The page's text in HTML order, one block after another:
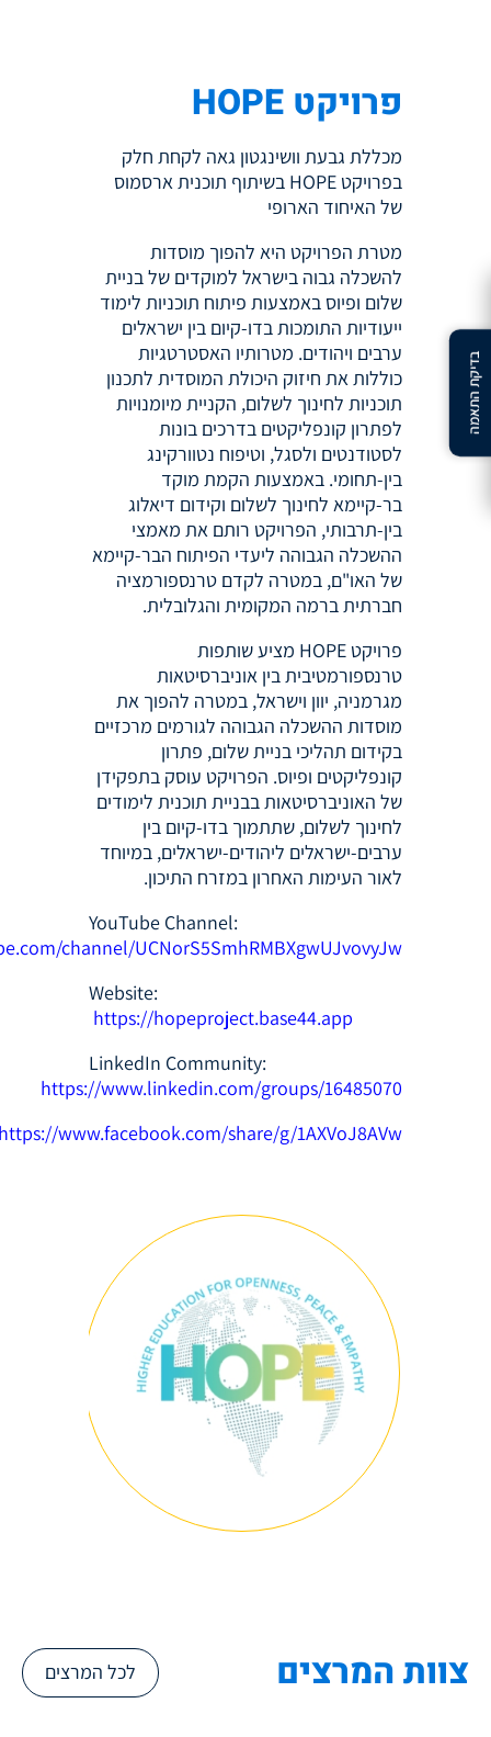
פרויקט HOPE
מכללת גבעת וושינגטון גאה לקחת חלק
בפרויקט HOPE בשיתוף תוכנית ארסמוס
של האיחוד הארופי
מטרת הפרויקט היא להפוך מוסדות
להשכלה גבוה בישראל למוקדים של בניית
שלום ופיוס באמצעות פיתוח תוכניות לימוד
ייעודיות התומכות בדו-קיום בין ישראלים
ערבים ויהודים. מטרותיו האסטרטגיות
כוללות את חיזוק היכולת המוסדית לתכנון
תוכניות לחינוך לשלום, הקניית מיומנויות
לפתרון קונפליקטים בדרכים בונות
לסטודנטים ולסגל, וטיפוח נטוורקינג
בין-תחומי. באמצעות הקמת מוקד
בר-קיימא לחינוך לשלום וקידום דיאלוג
בין-תרבותי, הפרויקט רותם את מאמצי
ההשכלה הגבוהה ליעדי הפיתוח הבר-קיימא
של האו"ם, במטרה לקדם טרנספורמציה
חברתית ברמה המקומית והגלובלית.
פרויקט HOPE מציע שותפות
טרנספורמטיבית בין אוניברסיטאות
מגרמניה, יוון וישראל, במטרה להפוך את
מוסדות ההשכלה הגבוהה לגורמים מרכזיים
בקידום תהליכי בניית שלום, פתרון
קונפליקטים ופיוס. הפרויקט עוסק בתפקידן
של האוניברסיטאות בבניית תוכנית לימודים
לחינוך לשלום, שתתמוך בדו-קיום בין
ערבים-ישראלים ליהודים-ישראלים, במיוחד
לאור העימות האחרון במזרח התיכון.
YouTube Channel:
channel/UCNorS5SmhRMBXgwUJvovyJw
Website:
https://hopeproject.base44.app
LinkedIn Community:
https://www.linkedin.com/groups/16485070
www.facebook.com/share/g/1AXVoJ8AVw/
צוות המרצים לכל המרצים
בדיקת התאמה